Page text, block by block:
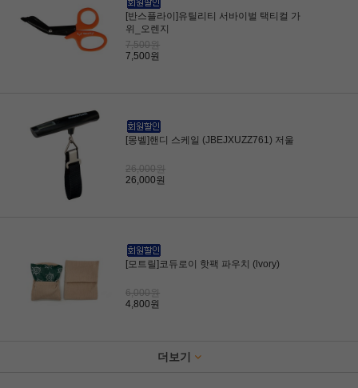
[반스플라이]유틸리티 서바이벌 택티컬 가
위_오렌지
7,500원
7,500원
[몽벨]핸디 스케일 (JBEJXUZZ761) 저울
26,000원
26,000원
[모트릴]코듀로이 핫팩 파우치 (lvory)
6,000원
4,800원
더보기